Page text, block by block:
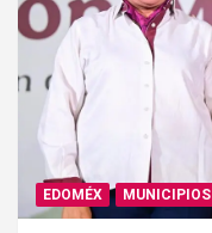
EDOMÉX MUNICIPIOS